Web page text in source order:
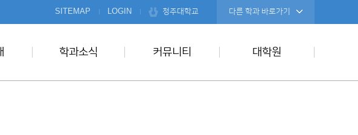
SITEMAP LOGIN 청주대학교 다른 학과 바로가기
학과소식 커뮤니티 대학원